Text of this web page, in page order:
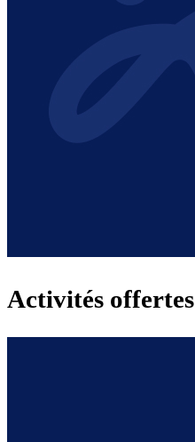
Activités offertes